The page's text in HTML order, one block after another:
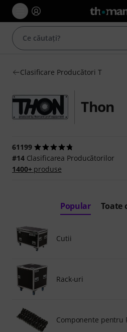
Clasificare Producători T
Thon
61199
#14Clasificarea Producătorilor
1400+produse
Popular Toate
Cutii
Rack-uri
Componente pentru